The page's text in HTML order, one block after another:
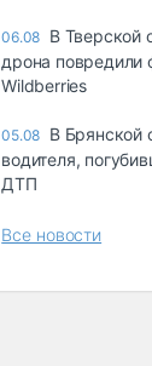
06.08 В Тверской
дрона повредили
Wildberries
05.08 В Брянской
водителя,
ДТП
Все новости